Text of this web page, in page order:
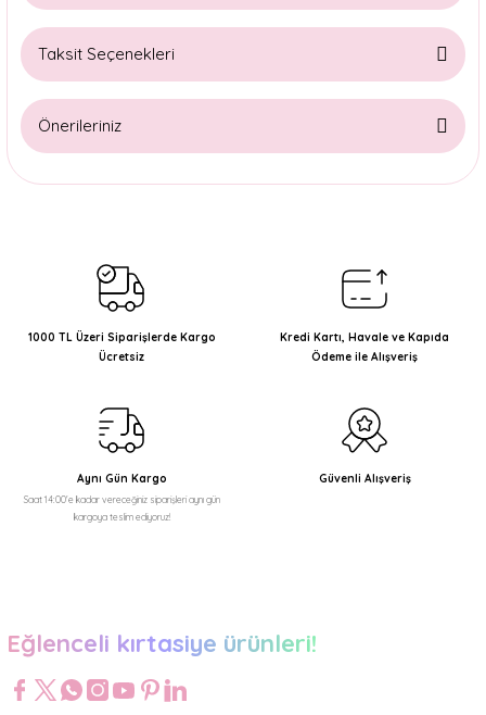
Taksit Seçenekleri
Önerileriniz
Bu ürünün fiyat bilgisi, resim, ürün açıklamalarında ve diğer
Ürün resmi kalitesiz, bozuk veya görüntülenemiyor.
Ürün açıklamasında eksik bilgiler bulunuyor.
Ürün bilgilerinde hatalar bulunuyor.
Bu ürüne benzer farklı alternatifler olmalı.
1000 TL Üzeri Siparişlerde Kargo
Ücretsiz
Kredi Kartı, Havale ve Kapıda
Ödeme ile Alışveriş
Aynı Gün Kargo
Saat 14:00'e kadar vereceğiniz siparişleri aynı gün
kargoya teslim ediyoruz!
Güvenli Alışveriş
Eğlenceli kırtasiye ürünleri!